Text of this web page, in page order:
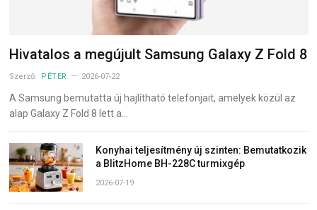
Hivatalos a megújult Samsung Galaxy Z Fold 8
Szerző: PÉTER 2026-07-22
A Samsung bemutatta új hajlítható telefonjait, amelyek közül az
alap Galaxy Z Fold 8 lett a…
Konyhai teljesítmény új szinten: Bemutatkozik
a BlitzHome BH-228C turmixgép
2026-07-19